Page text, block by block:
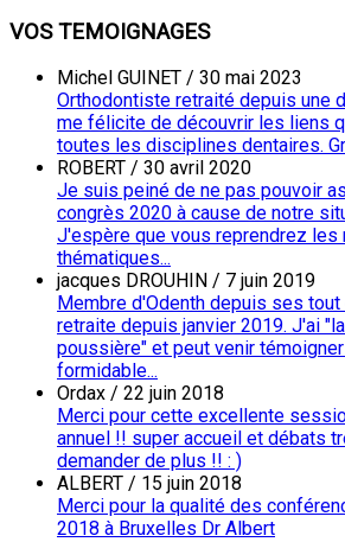
VOS TEMOIGNAGES
Michel GUINET / 30 mai 2023
Orthodontiste retraité depuis une
me félicite de découvrir les liens
toutes les disciplines dentaires.
ROBERT / 30 avril 2020
Je suis peiné de ne pas pouvoir
congrès 2020 à cause de notre
J'espère que vous reprendrez les
thématiques...
jacques DROUHIN / 7 juin 2019
Membre d'Odenth depuis ses
retraite depuis janvier 2019. J'ai
poussière" et peut venir
formidable...
Ordax / 22 juin 2018
Merci pour cette excellente
annuel !! super accueil et débats
demander de plus !! : )
ALBERT / 15 juin 2018
Merci pour la qualité des
2018 à Bruxelles Dr Albert